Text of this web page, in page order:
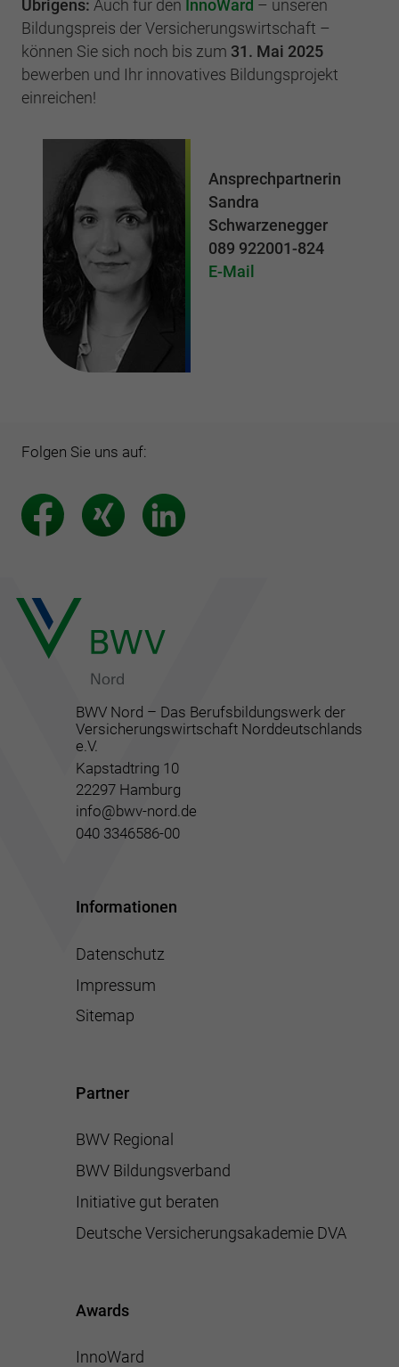
Übrigens: Auch für den InnoWard – unseren
Bildungspreis der Versicherungswirtschaft –
können Sie sich noch bis zum 31. Mai 2025
bewerben und Ihr innovatives Bildungsprojekt
einreichen!
Ansprechpartnerin
Sandra
Schwarzenegger
089 922001-824
E-Mail
Folgen Sie uns auf:
BWV Nord – Das Berufsbildungswerk der
Versicherungswirtschaft Norddeutschlands
e.V.
Kapstadtring 10
22297 Hamburg
info@bwv-nord.de
040 3346586-00
Informationen
Datenschutz
Impressum
Sitemap
Partner
BWV Regional
BWV Bildungsverband
Initiative gut beraten
Deutsche Versicherungsakademie DVA
Awards
InnoWard
Zweck
Speicherung der Benutzer-ID bei
Anmeldung über den Webseiten-Login .
Laufzeit
Zweck
Registriert eine eindeutige ID, die verwendet